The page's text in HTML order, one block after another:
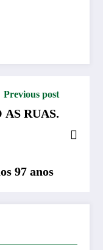
Previous post
RUAS.
97 anos